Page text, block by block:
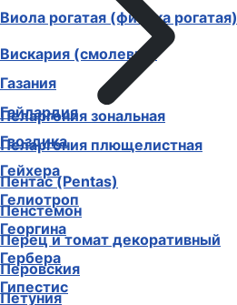
Виола рогатая (фиалка рогатая)
Вискария (смолевка)
Газания
Гайлардия
Гвоздика
Гейхера
Гелиотроп
Георгина
Гербера
Гипестис
Пеларгония зональная
Пеларгония плющелистная
Пентас (Pentas)
Пенстемон
Перец и томат декоративный
Перовския
Петуния